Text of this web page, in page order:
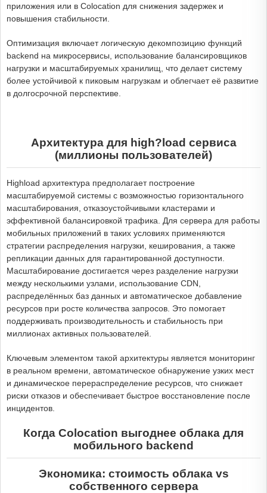
приложения или в Colocation для снижения задержек и
повышения стабильности.
Оптимизация включает логическую декомпозицию функций
backend на микросервисы, использование балансировщиков
нагрузки и масштабируемых хранилищ, что делает систему
более устойчивой к пиковым нагрузкам и облегчает её развитие
в долгосрочной перспективе.
Архитектура для high?load сервиса
(миллионы пользователей)
Highload архитектура предполагает построение
масштабируемой системы с возможностью горизонтального
масштабирования, отказоустойчивыми кластерами и
эффективной балансировкой трафика. Для сервера для работы
мобильных приложений в таких условиях применяются
стратегии распределения нагрузки, кеширования, а также
репликации данных для гарантированной доступности.
Масштабирование достигается через разделение нагрузки
между несколькими узлами, использование CDN,
распределённых баз данных и автоматическое добавление
ресурсов при росте количества запросов. Это помогает
поддерживать производительность и стабильность при
миллионах активных пользователей.
Ключевым элементом такой архитектуры является мониторинг
в реальном времени, автоматическое обнаружение узких мест
и динамическое перераспределение ресурсов, что снижает
риски отказов и обеспечивает быстрое восстановление после
инцидентов.
Когда Colocation выгоднее облака для
мобильного backend
Экономика: стоимость облака vs
собственного сервера